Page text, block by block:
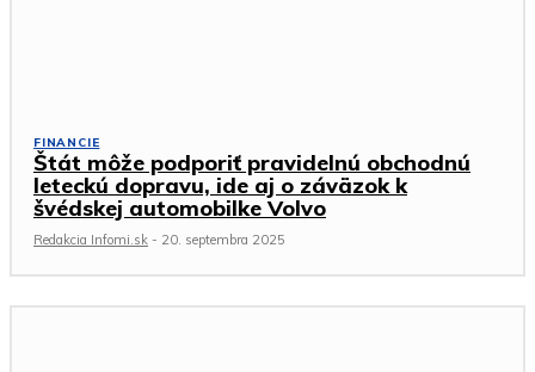
FINANCIE
Štát môže podporiť pravidelnú obchodnú
leteckú dopravu, ide aj o záväzok k
švédskej automobilke Volvo
Redakcia Infomi.sk - 20. septembra 2025